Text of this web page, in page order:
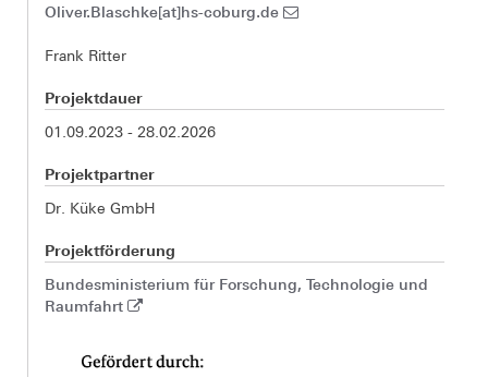
Oliver.Blaschke[at]hs-coburg.de
Frank Ritter
Projektdauer
01.09.2023 - 28.02.2026
Projektpartner
Dr. Küke GmbH
Projektförderung
Bundesministerium für Forschung, Technologie und
Raumfahrt